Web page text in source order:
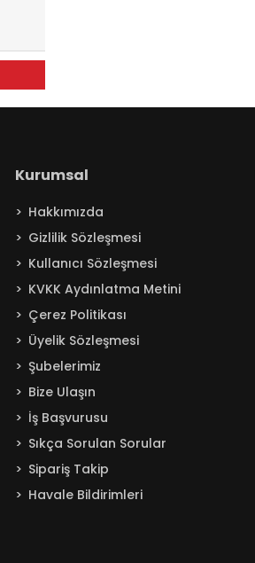
Kurumsal
Hakkımızda
Gizlilik Sözleşmesi
Kullanıcı Sözleşmesi
KVKK Aydınlatma Metini
Çerez Politikası
Üyelik Sözleşmesi
Şubelerimiz
Bize Ulaşın
İş Başvurusu
Sıkça Sorulan Sorular
Sipariş Takip
Havale Bildirimleri